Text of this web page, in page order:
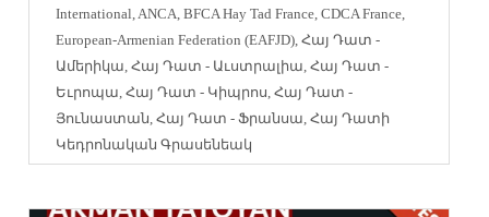
International ANCA ,BFCA Hay Tad France ,CDCA France
European-Armenian Federation (EAFJD) ,Հայ Դատ -
Ամերիկա ,Հայ Դատ - Աւստրալիա ,Հայ Դատ -
Եւրոպա ,Հայ Դատ - Կիպրոս ,Հայ Դատ -
Յունաստան ,Հայ Դատ - Ֆրանսա ,Հայ Դատի
Կեդրոնական Գրասենեակ